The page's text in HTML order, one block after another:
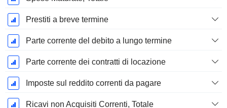
Prestiti a breve termine
Parte corrente del debito a lungo termine
Parte corrente dei contratti di locazione
Imposte sul reddito correnti da pagare
Ricavi non Acquisiti Correnti, Totale